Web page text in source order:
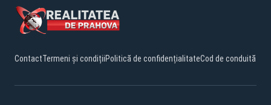
ContactTermeni și condițiiPolitică de confidențialitateCod de conduită